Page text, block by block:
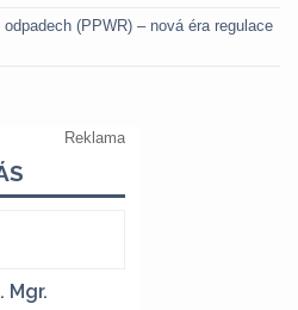
(PPWR) – nová éra regulace